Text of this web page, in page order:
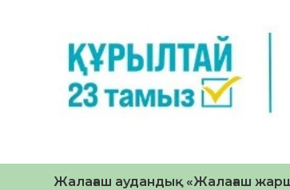
Жалағаш аудандық «Жалағаш